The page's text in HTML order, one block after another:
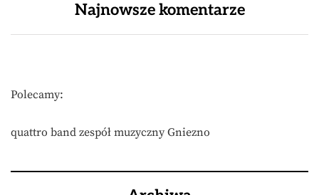
Najnowsze komentarze
Polecamy:
quattro band zespół muzyczny Gniezno